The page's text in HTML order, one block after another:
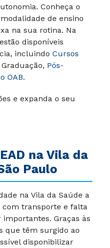
Conheça o
de ensino
na sua rotina. Na
disponíveis
incluindo Cursos
Graduação, Pós-
OAB.
e expanda o seu
na Vila da
Paulo
na Vila da Saúde a
com transporte e falta
Graças às
que têm surgido ao
disponibilizar